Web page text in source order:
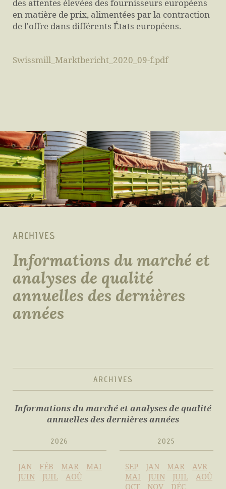
des attentes élevées des fournisseurs européens
en matière de prix, alimentées par la contraction
de l'offre dans différents États européens.
Swissmill_Marktbericht_2020_09-f.pdf
ARCHIVES
Informations du marché et
analyses de qualité
annuelles des dernières
années
ARCHIVES
Informations du marché et analyses de qualité
annuelles des dernières années
2026
JAN FÉB MAR
MAI
JUIN
JUIL AOÛ
2025
SEP JAN MAR
AVR
MAI
JUIN JUIL
AOÛ
OCT
NOV DÉC